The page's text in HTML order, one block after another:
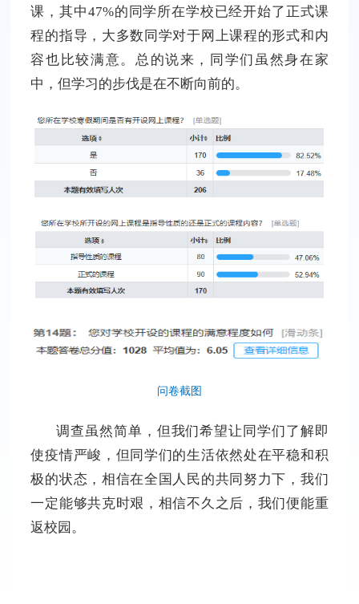
课，其中47%的同学所在学校已经开始了正式课
程的指导，大多数同学对于网上课程的形式和内
容也比较满意。总的说来，同学们虽然身在家
中，但学习的步伐是在不断向前的。
问卷截图
调查虽然简单，但我们希望让同学们了解即
使疫情严峻，但同学们的生活依然处在平稳和积
极的状态，相信在全国人民的共同努力下，我们
一定能够共克时艰，相信不久之后，我们便能重
返校园。